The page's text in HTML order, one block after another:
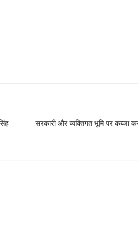
सरकारी और व्यक्तिगत भूमि पर कब्जा